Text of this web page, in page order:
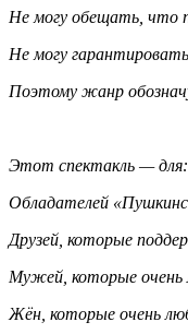
Не могу обещать, что
Не могу
Поэтому жанр
Этот спектакль — для:
Обладателей
Друзей, которые
Мужей, которые очень
Жён, которые очень